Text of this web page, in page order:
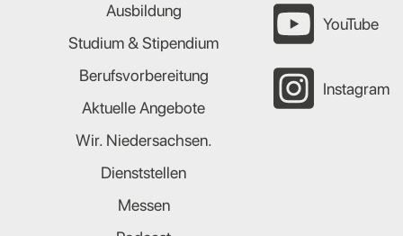
Ausbildung
Studium & Stipendium
Berufsvorbereitung
Aktuelle Angebote
Wir. Niedersachsen.
Dienststellen
Messen
YouTube
Instagram